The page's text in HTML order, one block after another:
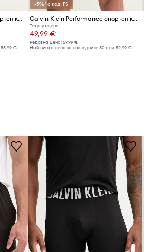
Calvin Klein Performance спортен къс панталон мъжки
55,99 €
-5%* с код: FS
Calvin Klein Performance спортен къс панталон мъжки
Текуща цена:
49,99 €
Редовна цена: 59,99 €
Най-ниска цена за последните 30 дни: 52,99 €